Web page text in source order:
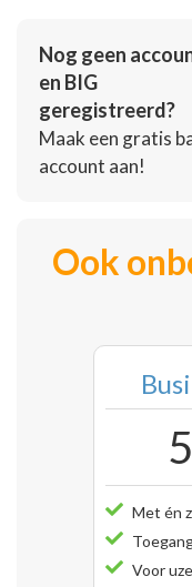
Nog geen
en BIG
geregistreerd?
Maak een gratis
account aan!
Ook
Met én
Voor